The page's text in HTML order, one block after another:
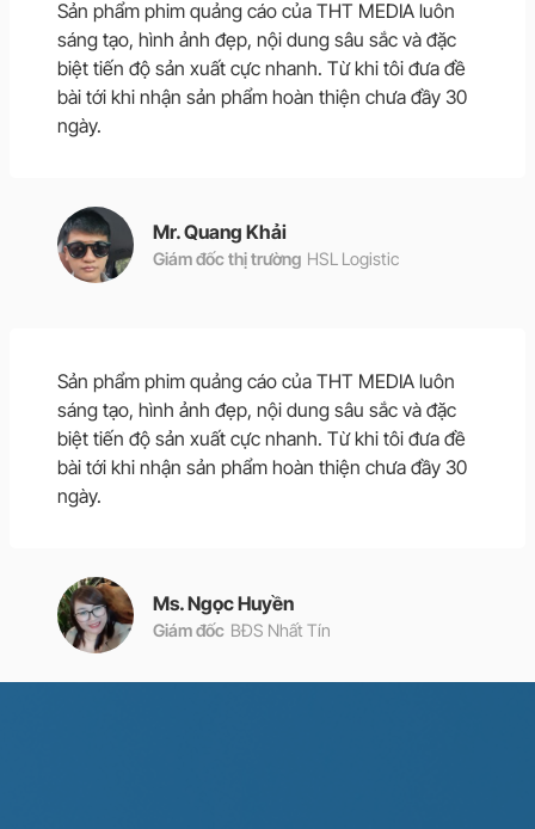
Sản phẩm phim quảng cáo của THT MEDIA luôn
sáng tạo, hình ảnh đẹp, nội dung sâu sắc và đặc
biệt tiến độ sản xuất cực nhanh. Từ khi tôi đưa đề
bài tới khi nhận sản phẩm hoàn thiện chưa đầy 30
ngày.
Mr. Quang Khải
Giám đốc thị trường HSL Logistic
Sản phẩm phim quảng cáo của THT MEDIA luôn
sáng tạo, hình ảnh đẹp, nội dung sâu sắc và đặc
biệt tiến độ sản xuất cực nhanh. Từ khi tôi đưa đề
bài tới khi nhận sản phẩm hoàn thiện chưa đầy 30
ngày.
Ms. Ngọc Huyền
Giám đốc BĐS Nhất Tín